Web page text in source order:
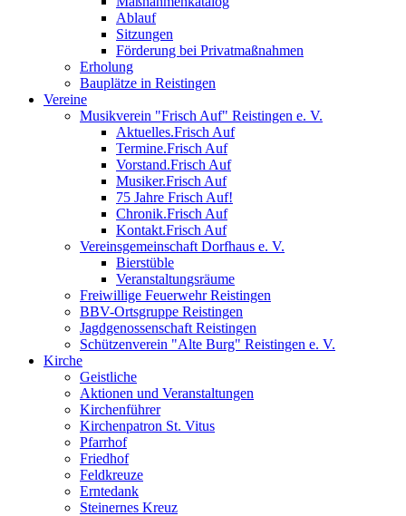
Ablauf
Sitzungen
Förderung bei Privatmaßnahmen
Erholung
Bauplätze in Reistingen
Vereine
Musikverein "Frisch Auf" Reistingen e. V.
Aktuelles.Frisch Auf
Termine.Frisch Auf
Vorstand.Frisch Auf
Musiker.Frisch Auf
75 Jahre Frisch Auf!
Chronik.Frisch Auf
Kontakt.Frisch Auf
Vereinsgemeinschaft Dorfhaus e. V.
Bierstüble
Veranstaltungsräume
Freiwillige Feuerwehr Reistingen
BBV-Ortsgruppe Reistingen
Jagdgenossenschaft Reistingen
Schützenverein "Alte Burg" Reistingen e. V.
Kirche
Geistliche
Aktionen und Veranstaltungen
Kirchenführer
Kirchenpatron St. Vitus
Pfarrhof
Friedhof
Feldkreuze
Erntedank
Steinernes Kreuz